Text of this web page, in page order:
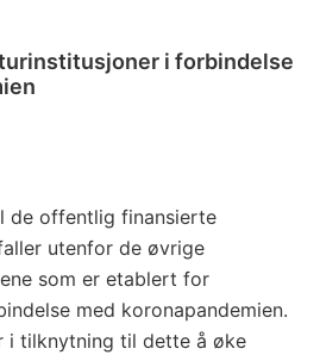
i forbindelse
de offentlig finansierte
utenfor de øvrige
som er etablert for
med koronapandemien.
i tilknytning til dette å øke